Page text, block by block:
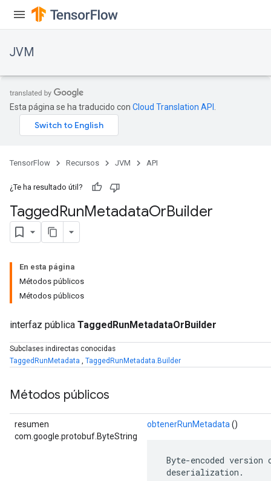
JVM
Esta página se ha traducido con Cloud Translation API
TensorFlow Recursos JVM API
¿Te ha resultado útil?
TaggedRunMetadataOrBuilder
En esta página
Métodos públicos
Métodos públicos
interfaz pública TaggedRunMetadataOrBuilder
Subclases indirectas conocidas
TaggedRunMetadata , TaggedRunMetadata.Builder
Métodos públicos
resumen
com.google.protobuf.ByteString
obtenerRunMetadata ()
Byte-encoded
deserialization.